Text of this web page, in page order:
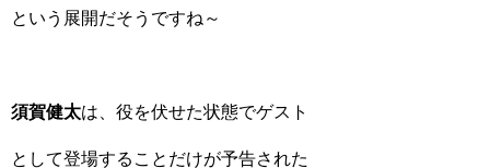
という展開だそうですね～
須賀健太は、役を伏せた状態でゲスト
として登場することだけが予告された